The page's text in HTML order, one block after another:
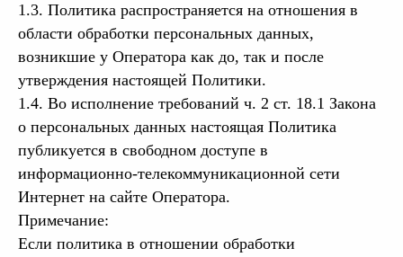
1.3. Политика распространяется на отношения в
области обработки персональных данных,
возникшие у Оператора как до, так и после
утверждения настоящей Политики.
1.4. Во исполнение требований ч. 2 ст. 18.1 Закона
о персональных данных настоящая Политика
публикуется в свободном доступе в
информационно-телекоммуникационной сети
Интернет на сайте Оператора.
Примечание:
Если политика в отношении обработки